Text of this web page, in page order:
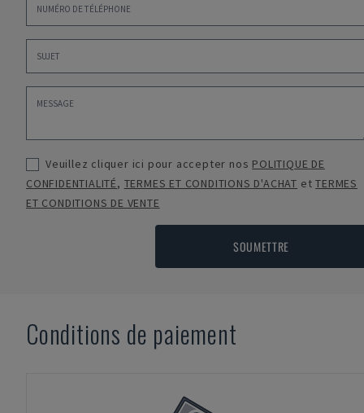
Veuillez cliquer ici pour accepter nos POLITIQUE DE
CONFIDENTIALITÉ, TERMES ET CONDITIONS D'ACHAT etTERMES
ET CONDITIONS DE VENTE
SOUMETTRE
Conditions de paiement